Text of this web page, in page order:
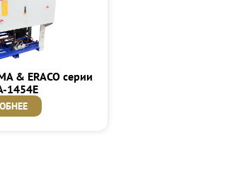
& ERACO серии
1454E